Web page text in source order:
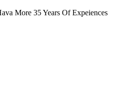
More 35 Years Of Expeiences